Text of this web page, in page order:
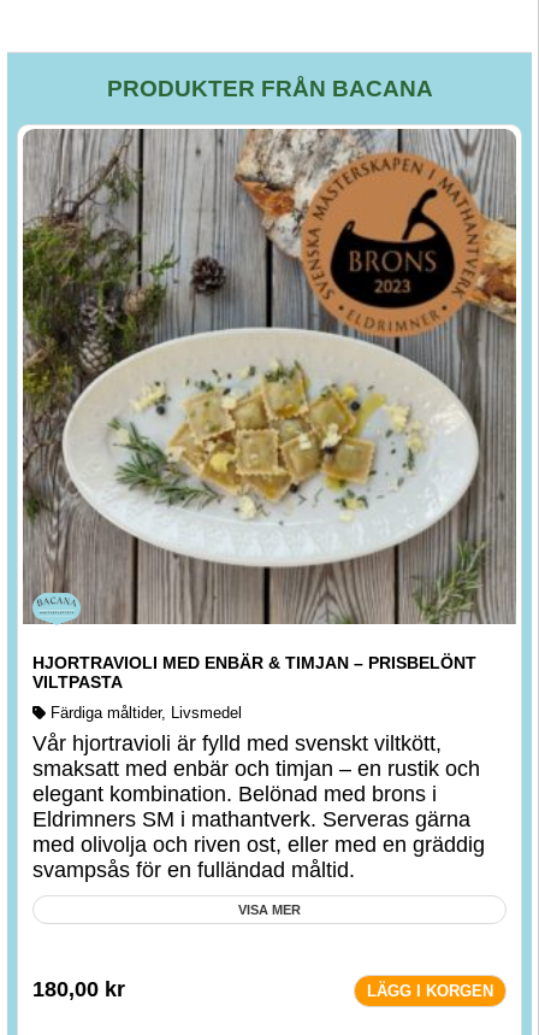
PRODUKTER FRÅN BACANA
HJORTRAVIOLI MED ENBÄR & TIMJAN – PRISBELÖNT
VILTPASTA
Färdiga måltider, Livsmedel
Vår hjortravioli är fylld med svenskt viltkött,
smaksatt med enbär och timjan – en rustik och
elegant kombination. Belönad med brons i
Eldrimners SM i mathantverk. Serveras gärna
med olivolja och riven ost, eller med en gräddig
svampsås för en fulländad måltid.
VISA MER
180,00 kr LÄGG I KORGEN